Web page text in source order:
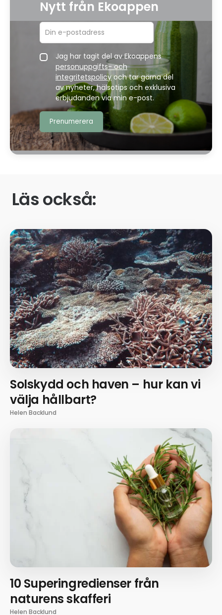
Nytt från Ekoappen
Jag har tagit del av Ekoappens
personuppgifts- och
integritetspolicyoch tar gärna del
av nyheter, hälsotips och exklusiva
erbjudanden via min e-post.
Läs också:
Solskydd och haven – hur kan vi
välja hållbart?
Helen Backlund
10 Superingredienser från
naturens skafferi
Helen Backlund